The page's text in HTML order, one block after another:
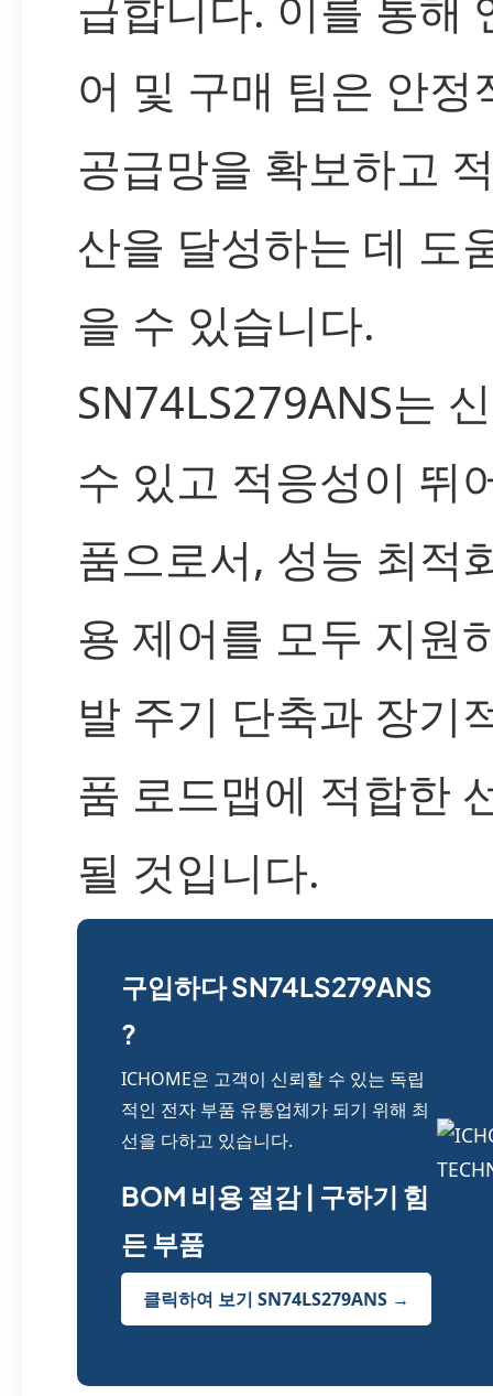
어 및 구매 팀은 안정
공급망을 확보하고
산을 달성하는 데 도
을 수 있습니다.
SN74LS279ANS는
수 있고 적응성이 뛰
품으로서, 성능 최적
용 제어를 모두 지원
발 주기 단축과 장기
품 로드맵에 적합한
될 것입니다.
구입하다 SN74LS279ANS
?
ICHOME은 고객이 신뢰할 수 있는 독립
적인 전자 부품 유통업체가 되기 위해 최
선을 다하고 있습니다.
BOM 비용 절감 | 구하기 힘
든 부품
클릭하여 보기 SN74LS279ANS →